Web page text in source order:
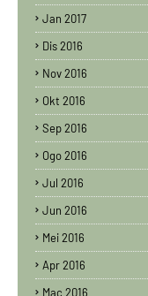
Jan 2017
Dis 2016
Nov 2016
Okt 2016
Sep 2016
Ogo 2016
Jul 2016
Jun 2016
Mei 2016
Apr 2016
Mac 2016